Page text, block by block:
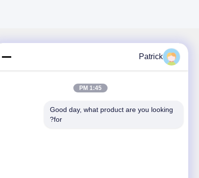
Patrick
1:45 PM
Good day, what product are you looking
for?